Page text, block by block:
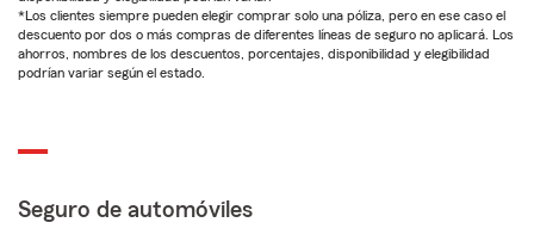
*Los clientes siempre pueden elegir comprar solo una póliza, pero en ese caso el
descuento por dos o más compras de diferentes líneas de seguro no aplicará. Los
ahorros, nombres de los descuentos, porcentajes, disponibilidad y elegibilidad
podrían variar según el estado.
Seguro de automóviles